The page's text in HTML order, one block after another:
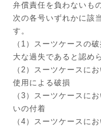
弁償責任を負わないも
次の各号いずれかに該
す。
（1）スーツケースの
大な過失であると認め
（2）スーツケースに
使用による破損
（3）スーツケースに
いの付着
（4）スーツケースに